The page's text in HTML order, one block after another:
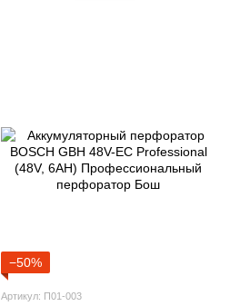
−50%
Артикул: П01-003